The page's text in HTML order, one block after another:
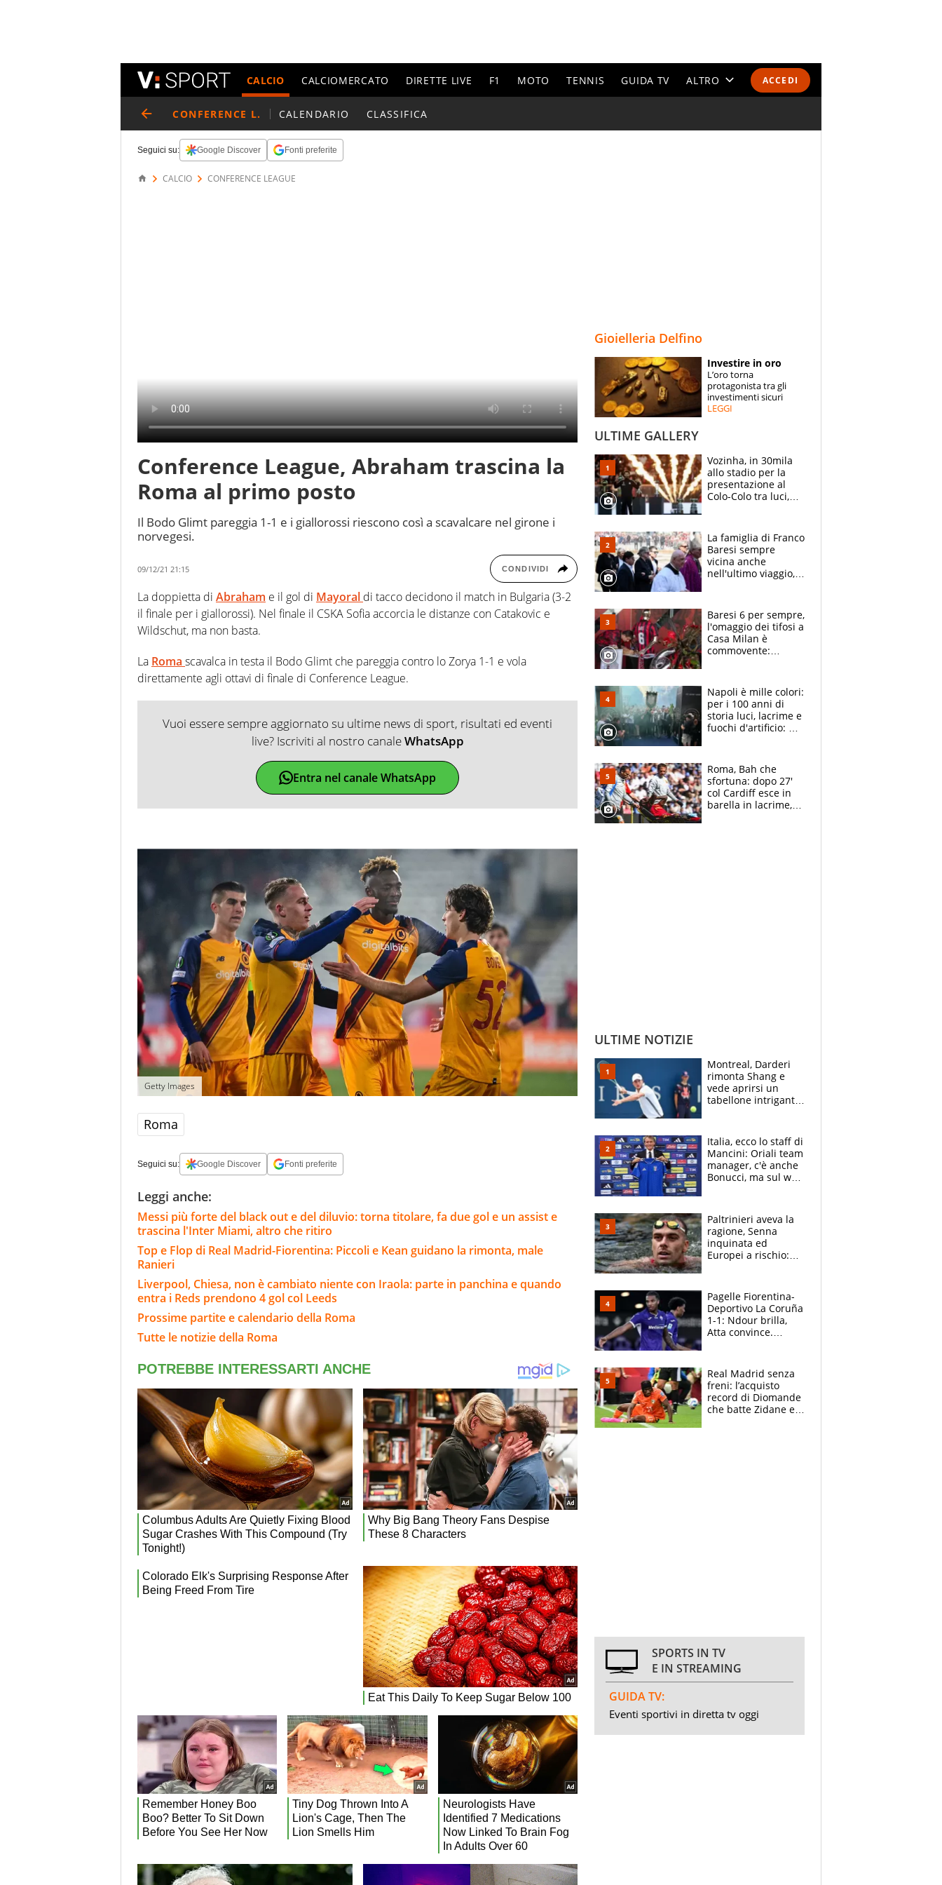
ACCEDI
CALCIO CALCIOMERCATO DIRETTE LIVE F1 MOTO TENNIS GUIDA TV ALTRO
ESPERTI
CONTATTI
CONFERENCE L. CALENDARIO CLASSIFICA
Seguici su: Google Discover Fonti preferite
CALCIO CONFERENCE LEAGUE
Conference League, Abraham trascina la
Roma al primo posto
Il Bodo Glimt pareggia 1-1 e i giallorossi riescono così a scavalcare nel girone i
norvegesi.
09/12/21 21:15 CONDIVIDI
La doppietta di Abraham e il gol di Mayoral di tacco decidono il match in Bulgaria (3-2
il finale per i giallorossi). Nel finale il CSKA Sofia accorcia le distanze con Catakovic e
Wildschut, ma non basta.
La Roma scavalca in testa il Bodo Glimt che pareggia contro lo Zorya 1-1 e vola
direttamente agli ottavi di finale di Conference League.
Vuoi essere sempre aggiornato su ultime news di sport, risultati ed eventi
live? Iscriviti al nostro canaleWhatsApp
Entra nel canale WhatsApp
Getty Images
Roma
Seguici su: Google Discover Fonti preferite
Leggi anche:
Messi più forte del black out e del diluvio: torna titolare, fa due gol e un assist e
trascina l'Inter Miami, altro che ritiro
Top e Flop di Real Madrid-Fiorentina: Piccoli e Kean guidano la rimonta, male
Ranieri
Liverpool, Chiesa, non è cambiato niente con Iraola: parte in panchina e quando
entra i Reds prendono 4 gol col Leeds
Prossime partite e calendario della Roma
Tutte le notizie della Roma
Gioielleria Delfino
Investire in oro
L’oro torna
protagonista tra gli
investimenti sicuri
LEGGI
ULTIME GALLERY
Vozinha, in 30mila
allo stadio per la
presentazione al
Colo-Colo tra luci,
La famiglia di Franco
Baresi sempre
vicina anche
nell'ultimo viaggio,
circondati
dall'affetto dei tifosi
Baresi 6 per sempre,
l'omaggio dei tifosi a
Casa Milan è
commovente:
bigliettini
Napoli è mille colori:
per i 100 anni di
storia luci, lacrime e
fuochi d'artificio: De
Roma, Bah che
sfortuna: dopo 27'
col Cardiff esce in
barella in lacrime,
ULTIME NOTIZIE
Montreal, Darderi
rimonta Shang e
vede aprirsi un
tabellone intrigante:
felice del mio livello"
Italia, ecco lo staff di
Mancini: Oriali team
manager, c'è anche
Bonucci, ma sul web
Paltrinieri aveva la
ragione, Senna
inquinata ed
Europei a rischio:
adesso
Pagelle Fiorentina-
Deportivo La Coruña
1-1: Ndour brilla,
Atta convince.
Real Madrid senza
freni: l’acquisto
record di Diomande
che batte Zidane e
SPORTS IN TV
E IN STREAMING
GUIDA TV:
Eventi sportivi in diretta tv oggi